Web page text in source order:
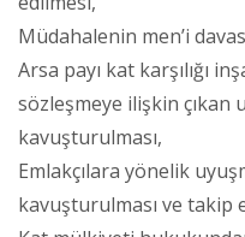
Müdahalenin men’i
Arsa payı kat karşılığı
sözleşmeye ilişkin çıkan
kavuşturulması,
Emlakçılara yönelik
kavuşturulması ve takip